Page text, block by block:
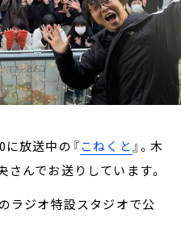
放送中の『こねくと』。木
さんでお送りしています。
ラジオ特設スタジオで公